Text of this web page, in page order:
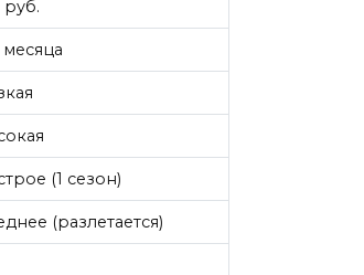
руб.
месяца
(1 сезон)
(разлетается)